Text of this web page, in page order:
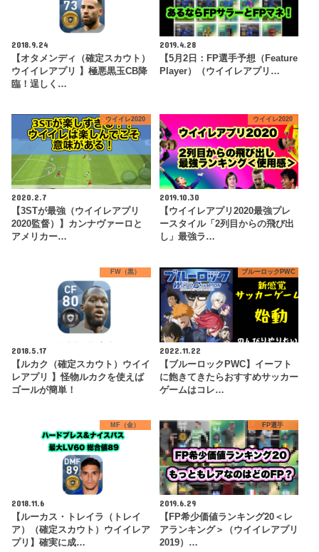
2018.9.24
【オタメンディ（確定スカウト）
ウイイレアプリ 】極悪黒玉CB降
臨！逞しく…
2019.4.28
【5月2日：FP選手予想（Feature
Player）（ウイイレアプリ…
ウイイレ2020
2020.2.7
【3STが最強（ウイイレアプリ
2020監督）】カンナヴァーロと
アメリカー…
ウイイレ2020
2019.10.30
【ウイイレアプリ2020最強プレ
ースタイル「2列目からの飛び出
し」最強ラ…
FW（黒）
2018.5.17
【ルカク（確定スカウト）ウイイ
レアプリ 】怪物ルカクを使えば
ゴールが簡単！
ブルーロックPWC
2022.11.22
【ブルーロックPWC】イーフト
に飽きてきたらおすすめサッカー
ゲームはコレ…
MF（金）
2018.11.6
【ルーカス・トレイラ（トレイ
ア）（確定スカウト）ウイイレア
プリ】確実に成…
FP選手
2019.6.29
【FP希少価値ランキング20＜レ
アランキング＞（ウイイレアプリ
2019）…